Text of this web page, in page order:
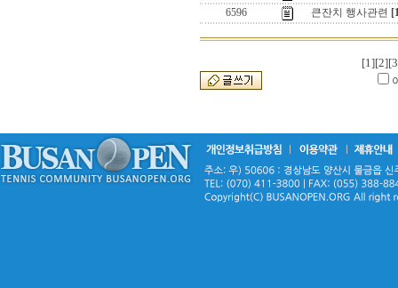
6596
큰잔치 행사관련
[1][2]